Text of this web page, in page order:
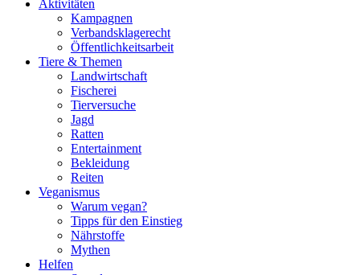
Aktivitäten
Kampagnen
Verbandsklagerecht
Öffentlichkeitsarbeit
Tiere & Themen
Landwirtschaft
Fischerei
Tierversuche
Jagd
Ratten
Entertainment
Bekleidung
Reiten
Veganismus
Warum vegan?
Tipps für den Einstieg
Nährstoffe
Mythen
Helfen